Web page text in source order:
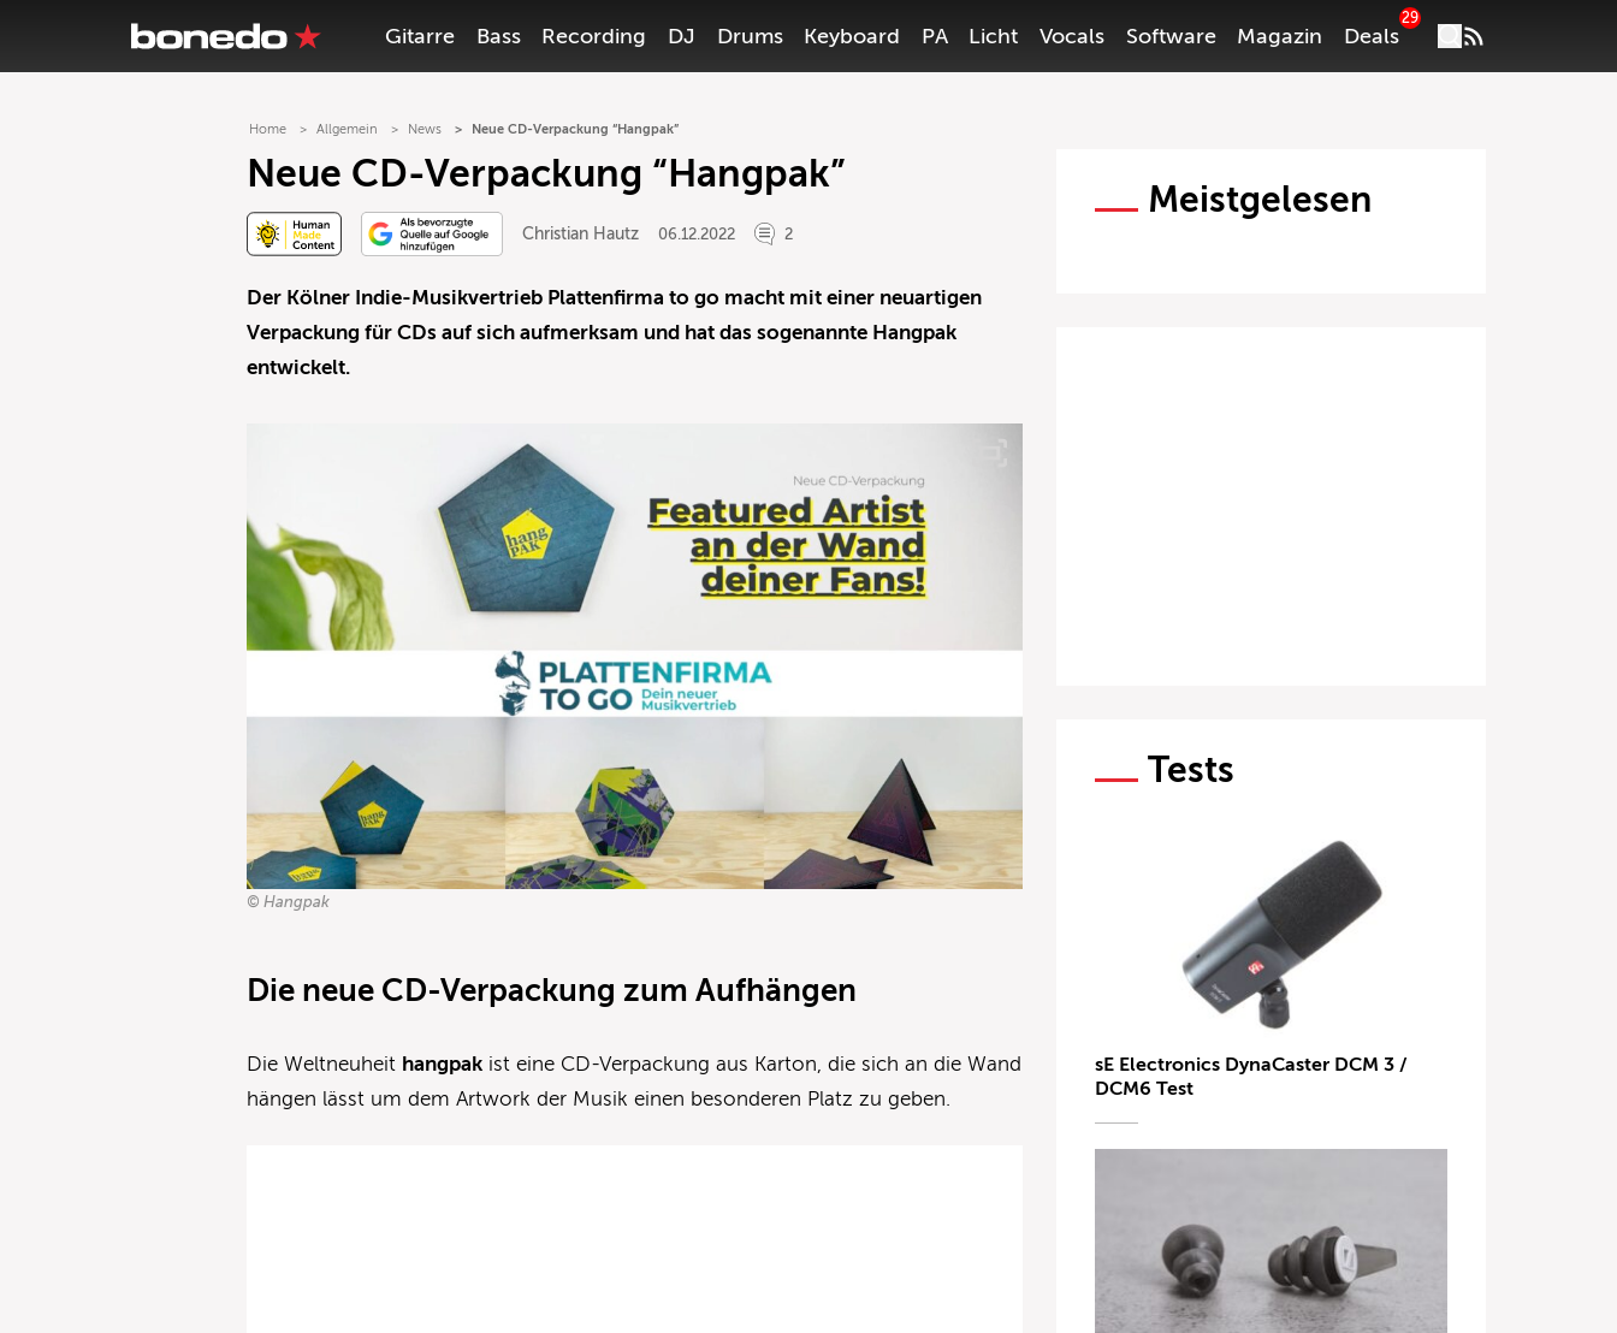
Gitarre Bass Recording DJ Drums Keyboard PA Licht Vocals Software Magazin Deals
29
Home Allgemein News Neue CD-Verpackung “Hangpak”
Neue CD-Verpackung “Hangpak”
Christian Hautz 06.12.2022 2
Der Kölner Indie-Musikvertrieb Plattenfirma to go macht mit einer neuartigen
Verpackung für CDs auf sich aufmerksam und hat das sogenannte Hangpak
entwickelt.
© Hangpak
Die neue CD-Verpackung zum Aufhängen
Die Weltneuheit hangpak ist eine CD-Verpackung aus Karton, die sich an die Wand
hängen lässt um dem Artwork der Musik einen besonderen Platz zu geben.
Meistgelesen
Tests
sE Electronics DynaCaster DCM 3 /
DCM6 Test